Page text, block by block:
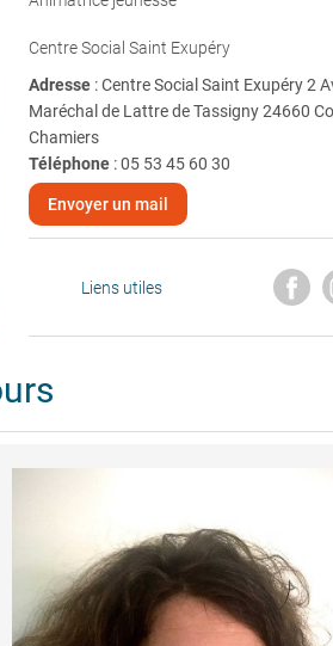
Centre Social Saint Exupéry
Adresse : Centre Social Saint Exupéry 2
Maréchal de Lattre de Tassigny 24660
Chamiers
Téléphone:05 53 45 60 30
Envoyer un mail
Liens utiles